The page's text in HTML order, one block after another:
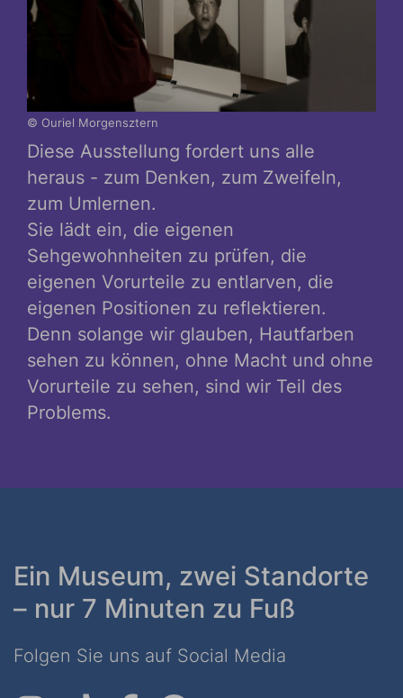
© Ouriel Morgensztern
Diese Ausstellung fordert uns alle
heraus - zum Denken, zum Zweifeln,
zum Umlernen.
Sie lädt ein, die eigenen
Sehgewohnheiten zu prüfen, die
eigenen Vorurteile zu entlarven, die
eigenen Positionen zu reflektieren.
Denn solange wir glauben, Hautfarben
sehen zu können, ohne Macht und ohne
Vorurteile zu sehen, sind wir Teil des
Problems.
Ein Museum, zwei Standorte
– nur 7 Minuten zu Fuß
Folgen Sie uns auf Social Media